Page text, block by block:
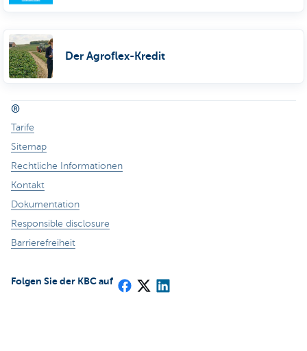
Der Agroflex-Kredit
®
Tarife
Sitemap
Rechtliche Informationen
Kontakt
Dokumentation
Responsible disclosure
Barrierefreiheit
Folgen Sie der KBC auf